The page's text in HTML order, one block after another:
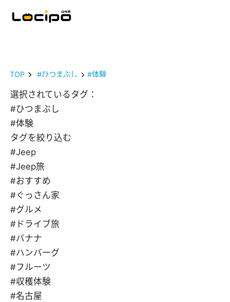
TOP #ひつまぶし #体験
選択されているタグ：
#ひつまぶし
#体験
タグを絞り込む
#Jeep
#Jeep旅
#おすすめ
#ぐっさん家
#グルメ
#ドライブ旅
#バナナ
#ハンバーグ
#フルーツ
#収穫体験
#名古屋